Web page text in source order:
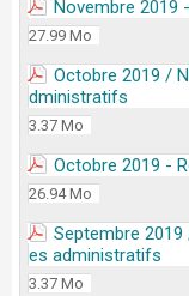
Novembre 2019
27.99 Mo
Octobre 2019 /
dministratifs
3.37 Mo
Octobre 2019 -
26.94 Mo
Septembre
es administratifs
3.37 Mo